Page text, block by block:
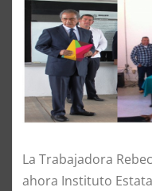
La Trabajadora
ahora Instituto